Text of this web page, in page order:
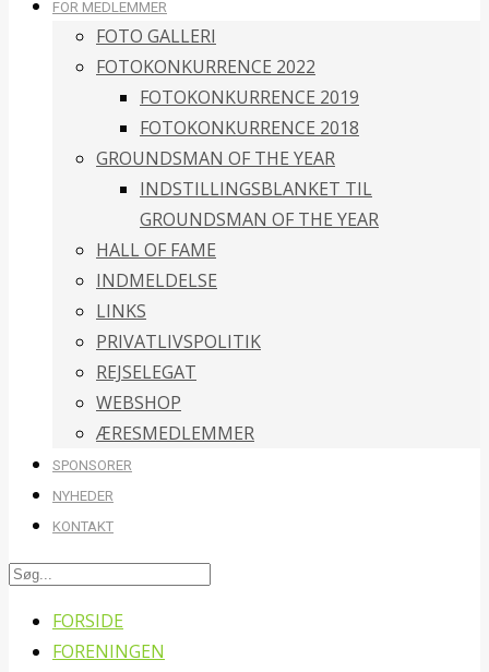
FOR MEDLEMMER
FOTO GALLERI
FOTOKONKURRENCE 2022
FOTOKONKURRENCE 2019
FOTOKONKURRENCE 2018
GROUNDSMAN OF THE YEAR
INDSTILLINGSBLANKET TIL
GROUNDSMAN OF THE YEAR
HALL OF FAME
INDMELDELSE
LINKS
PRIVATLIVSPOLITIK
REJSELEGAT
WEBSHOP
ÆRESMEDLEMMER
SPONSORER
NYHEDER
KONTAKT
FORSIDE
FORENINGEN